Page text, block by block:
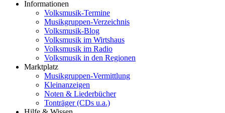
Informationen
Volksmusik-Termine
Musikgruppen-Verzeichnis
Volksmusik-Blog
Volksmusik im Wirtshaus
Volksmusik im Radio
Volksmusik in den Regionen
Marktplatz
Musikgruppen-Vermittlung
Kleinanzeigen
Noten & Liederbücher
Tonträger (CDs u.a.)